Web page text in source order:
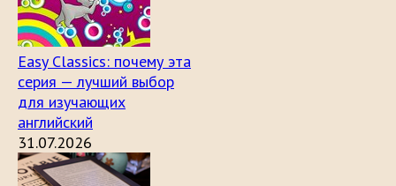
Easy Classics: почему эта
серия — лучший выбор
для изучающих
английский
31.07.2026